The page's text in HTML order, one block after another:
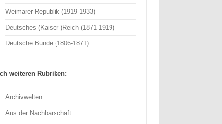
Weimarer Republik (1919-1933)
Deutsches (Kaiser-)Reich (1871-1919)
Deutsche Bünde (1806-1871)
weiteren Rubriken:
Archivwelten
Aus der Nachbarschaft